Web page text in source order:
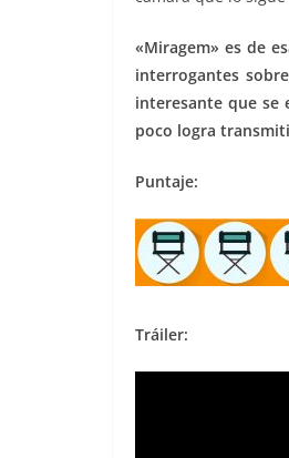
«Miragem» es de
interrogantes
interesante que se
poco logra
Puntaje:
Tráiler: